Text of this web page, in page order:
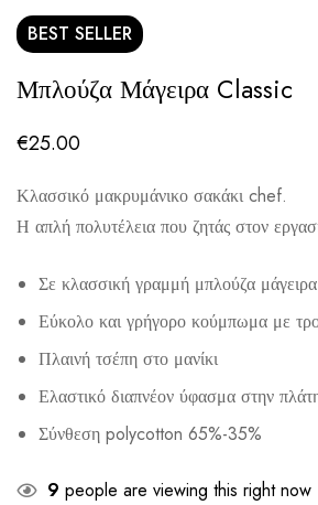
BEST SELLER
Μπλούζα Μάγειρα Classic
€25.00
Κλασσικό μακρυμάνικο σακάκι chef.
Η απλή πολυτέλεια που ζητάς στον
Σε κλασσική γραμμή μπλούζα
Εύκολο και γρήγορο κούμπωμα με
Πλαινή τσέπη στο μανίκι
Ελαστικό διαπνέον ύφασμα στην
Σύνθεση polycotton 65%-35%
9 people are viewing this right now